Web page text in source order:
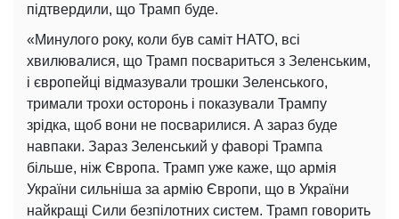
підтвердили, що Трамп буде.
«Минулого року, коли був саміт НАТО, всі
хвилювалися, що Трамп посвариться з Зеленським,
і європейці відмазували трошки Зеленського,
тримали трохи осторонь і показували Трампу
зрідка, щоб вони не посварилися. А зараз буде
навпаки. Зараз Зеленський у фаворі Трампа
більше, ніж Європа. Трамп уже каже, що армія
України сильніша за армію Європи, що в України
найкращі Сили безпілотних систем. Трамп говорить